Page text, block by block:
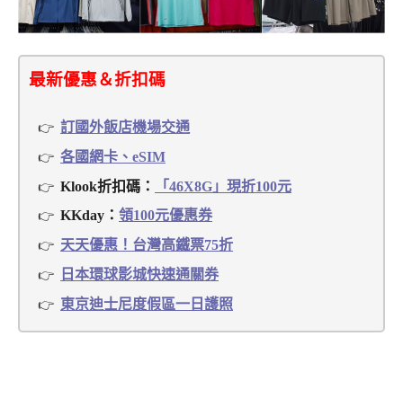
最新優惠＆折扣碼
訂國外飯店機場交通
各國網卡、eSIM
Klook折扣碼：
「46X8G」現折100元
KKday： 領100元優惠券
天天優惠！台灣高鐵票75折
日本環球影城快速通關券
東京迪士尼度假區一日護照